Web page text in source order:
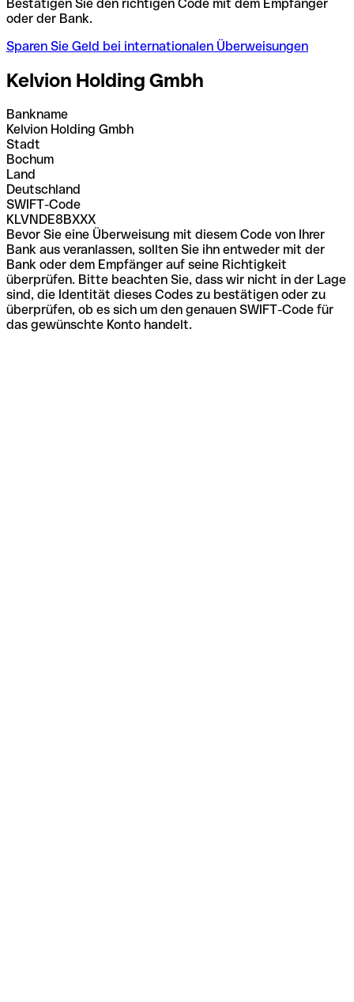
Bestätigen Sie den richtigen Code mit dem Empfänger
oder der Bank.
Sparen Sie Geld bei internationalen Überweisungen
Kelvion Holding Gmbh
Bankname
Kelvion Holding Gmbh
Stadt
Bochum
Land
Deutschland
SWIFT-Code
KLVNDE8BXXX
Bevor Sie eine Überweisung mit diesem Code von Ihrer
Bank aus veranlassen, sollten Sie ihn entweder mit der
Bank oder dem Empfänger auf seine Richtigkeit
überprüfen. Bitte beachten Sie, dass wir nicht in der Lage
sind, die Identität dieses Codes zu bestätigen oder zu
überprüfen, ob es sich um den genauen SWIFT-Code für
das gewünschte Konto handelt.